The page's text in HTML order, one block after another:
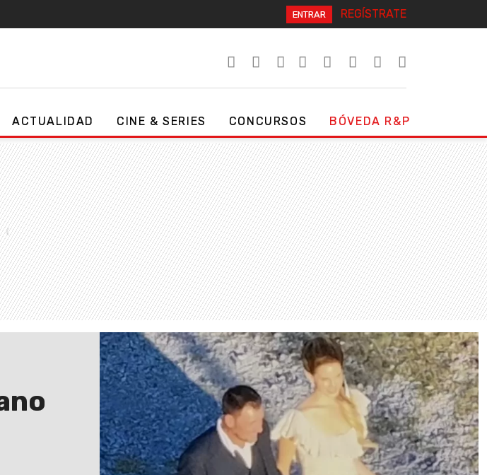
ENTRAR REGÍSTRATE
ACTUALIDAD CINE & SERIES CONCURSOS BÓVEDA R&P